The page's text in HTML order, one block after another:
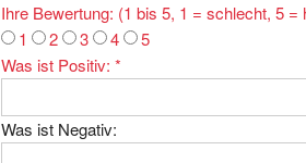
Ihre Bewertung: (1 bis 5, 1 = schlecht, 5 =
1
2 3 4
5
Was ist Positiv:*
Was ist Negativ: